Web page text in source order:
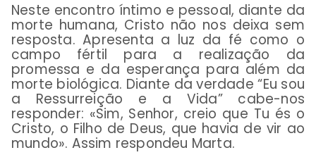
Neste encontro íntimo e pessoal, diante da
morte humana, Cristo não nos deixa sem
resposta. Apresenta a luz da fé como o
campo fértil para a realização da
promessa e da esperança para além da
morte biológica. Diante da verdade “Eu sou
a Ressurreição e a Vida” cabe-nos
responder: «Sim, Senhor, creio que Tu és o
Cristo, o Filho de Deus, que havia de vir ao
mundo». Assim respondeu Marta.